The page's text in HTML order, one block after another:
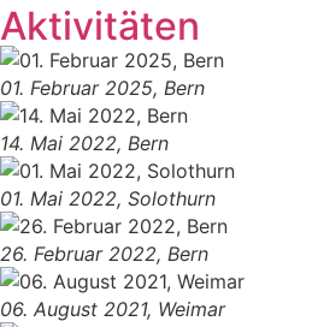
Aktivitäten
01. Februar 2025, Bern
14. Mai 2022, Bern
01. Mai 2022, Solothurn
26. Februar 2022, Bern
06. August 2021, Weimar